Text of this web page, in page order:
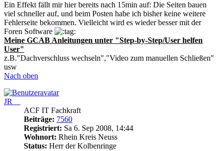
Ein Effekt fällt mir hier bereits nach 15min auf: Die Seiten bauen
viel schneller auf, und beim Posten habe ich bisher keine weitere
Fehlerseite bekommen. Vielleicht wird es wieder besser mit der
Foren Software
Meine GCAB Anleitungen unter "Step-by-Step/User helfen
User"
z.B."Dachverschluss wechseln","Video zum manuellen Schließen"
usw
Nach oben
JR__
ACF IT Fachkraft
Beiträge: 7560
Registriert: Sa 6. Sep 2008, 14:44
Wohnort: Rhein Kreis Neuss
Status: Herr der Kolbenringe